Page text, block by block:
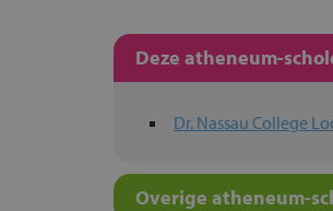
Deze atheneum-
Dr. Nassau College
Overige atheneum-